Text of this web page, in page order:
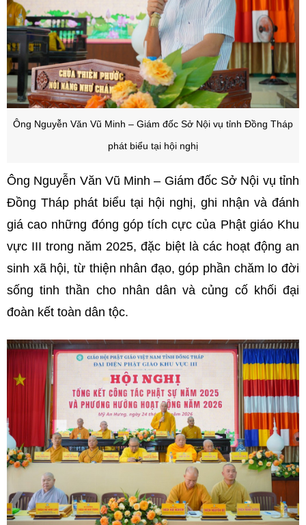
Ông Nguyễn Văn Vũ Minh – Giám đốc Sở Nội vụ tỉnh Đồng Tháp
phát biểu tại hội nghị
Ông Nguyễn Văn Vũ Minh – Giám đốc Sở Nội vụ tỉnh
Đồng Tháp phát biểu tại hội nghị, ghi nhận và đánh
giá cao những đóng góp tích cực của Phật giáo Khu
vực III trong năm 2025, đặc biệt là các hoạt động an
sinh xã hội, từ thiện nhân đạo, góp phần chăm lo đời
sống tinh thần cho nhân dân và củng cố khối đại
đoàn kết toàn dân tộc.